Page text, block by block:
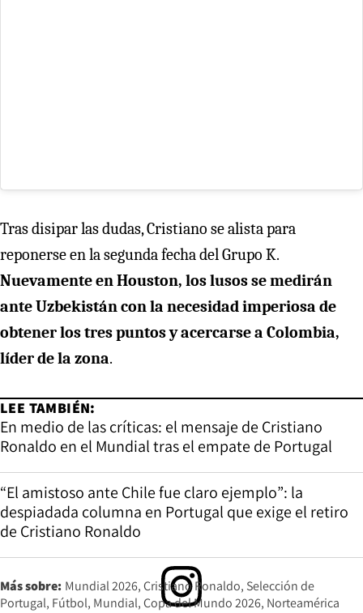
Tras disipar las dudas, Cristiano se alista para
reponerse en la segunda fecha del Grupo K.
Nuevamente en Houston, los lusos se medirán
ante Uzbekistán con la necesidad imperiosa de
obtener los tres puntos y acercarse a Colombia,
líder de la zona.
LEE TAMBIÉN:
En medio de las críticas: el mensaje de Cristiano
Ronaldo en el Mundial tras el empate de Portugal
“El amistoso ante Chile fue claro ejemplo”: la
despiadada columna en Portugal que exige el retiro
de Cristiano Ronaldo
Más sobre: Mundial 2026 Cristiano Ronaldo Selección de
Portugal Fútbol Mundial Copa del Mundo 2026 Norteamérica